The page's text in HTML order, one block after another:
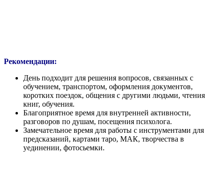
Рекомендации:
День подходит для решения вопросов, связанных с
обучением, транспортом, оформления документов,
коротких поездок, общения с другими людьми, чтения
книг, обучения.
Благоприятное время для внутренней активности,
разговоров по душам, посещения психолога.
Замечательное время для работы с инструментами для
предсказаний, картами таро, МАК, творчества в
уединении, фотосьемки.